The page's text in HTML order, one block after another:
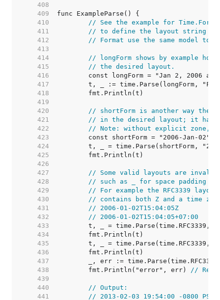
   408
   409
   410
// See the example for
   411
// to define the layout string to
   412
// Format use the same model
   413
   414
// longForm shows by example
   415
// the desired layout.
   416
   417
   418
   419
   420
// shortForm is another way the
   421
// in the desired layout; it has
   422
// Note: without explicit zone,
   423
   424
   425
   426
   427
// Some valid layouts are
   428
// such as _ for space padding
   429
// For example the RFC3339 layout
   430
// contains both Z and a time
   431
// 2006-01-02T15:04:05Z
   432
// 2006-01-02T15:04:05+07:00
   433
   434
   435
   436
   437
   438
	fmt.Println("error", err)
//
   439
   440
// Output:
   441
// 2013-02-03 19:54:00 -0800 PST